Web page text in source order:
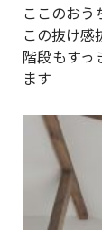
ここのおう
この抜け感
階段もすっ
ます